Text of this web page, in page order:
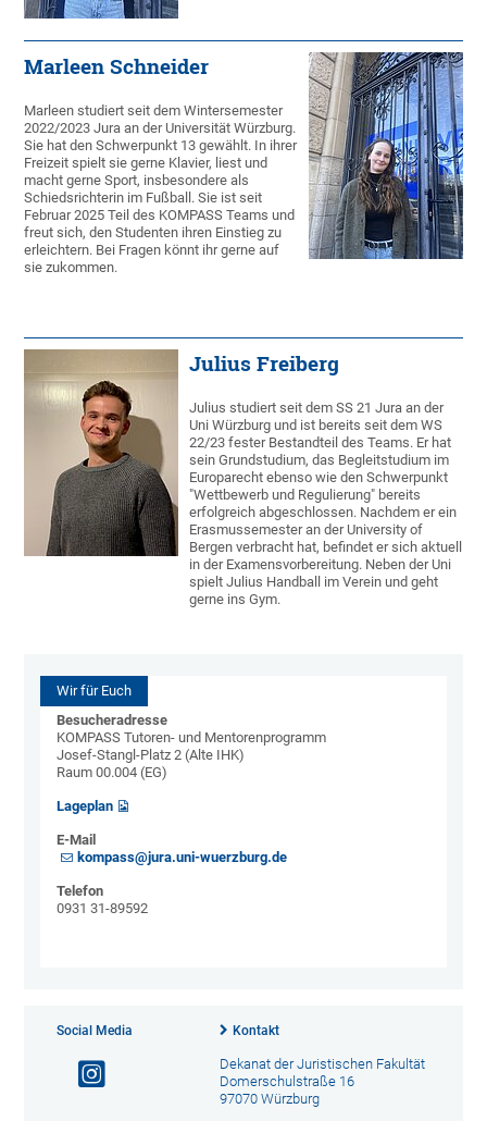
Marleen Schneider
Marleen studiert seit dem Wintersemester
2022/2023 Jura an der Universität Würzburg.
Sie hat den Schwerpunkt 13 gewählt. In ihrer
Freizeit spielt sie gerne Klavier, liest und
macht gerne Sport, insbesondere als
Schiedsrichterin im Fußball. Sie ist seit
Februar 2025 Teil des KOMPASS Teams und
freut sich, den Studenten ihren Einstieg zu
erleichtern. Bei Fragen könnt ihr gerne auf
sie zukommen.
Julius Freiberg
Julius studiert seit dem SS 21 Jura an der
Uni Würzburg und ist bereits seit dem WS
22/23 fester Bestandteil des Teams. Er hat
sein Grundstudium, das Begleitstudium im
Europarecht ebenso wie den Schwerpunkt
"Wettbewerb und Regulierung" bereits
erfolgreich abgeschlossen. Nachdem er ein
Erasmussemester an der University of
Bergen verbracht hat, befindet er sich aktuell
in der Examensvorbereitung. Neben der Uni
spielt Julius Handball im Verein und geht
gerne ins Gym.
Wir für Euch
Besucheradresse
KOMPASS Tutoren- und Mentorenprogramm
Josef-Stangl-Platz 2 (Alte IHK)
Raum 00.004 (EG)
Lageplan
E-Mail
kompass@jura.uni-wuerzburg.de
Telefon
0931 31-89592
Social Media Kontakt
Dekanat der Juristischen Fakultät
Domerschulstraße 16
97070 Würzburg